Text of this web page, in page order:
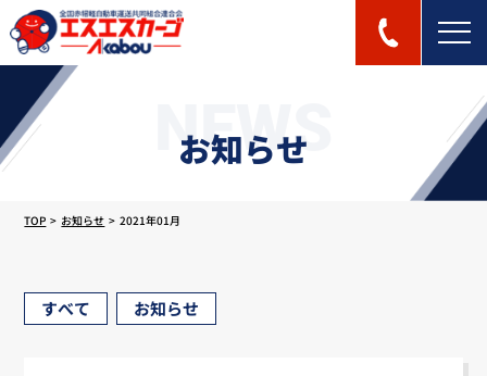
NEWS
お知らせ
TOP お知らせ 2021年01月
すべて お知らせ